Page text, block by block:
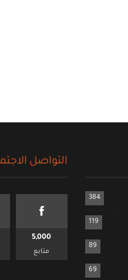
384
119
89
69
التواصل
5,000
متابع